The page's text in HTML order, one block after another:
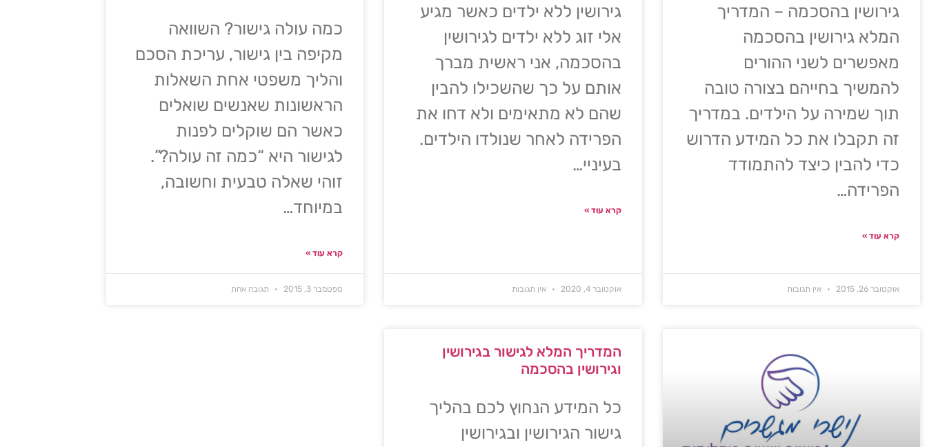
גירושין בהסכמה – המדריך
המלא גירושין בהסכמה
מאפשרים לשני ההורים
להמשיך בחייהם בצורה טובה
תוך שמירה על הילדים. במדריך
זה תקבלו את כל המידע הדרוש
כדי להבין כיצד להתמודד
הפרידה…
קרא עוד »
אוקטובר 26, 2015 אין תגובות
גירושין ללא ילדים כאשר מגיע
אלי זוג ללא ילדים לגירושין
בהסכמה, אני ראשית מברך
אותם על כך שהשכילו להבין
שהם לא מתאימים ולא דחו את
הפרידה לאחר שנולדו הילדים.
בעיניי…
קרא עוד »
אוקטובר 4, 2020 אין תגובות
כמה עולה גישור? השוואה
מקיפה בין גישור, עריכת הסכם
והליך משפטי אחת השאלות
הראשונות שאנשים שואלים
כאשר הם שוקלים לפנות
לגישור היא “כמה זה עולה?”.
זוהי שאלה טבעית וחשובה,
במיוחד…
קרא עוד »
ספטמבר 3, 2015 תגובה אחת
המדריך המלא לגישור בגירושין
וגירושין בהסכמה
כל המידע הנחוץ לכם בהליך
גישור הגירושין ובגירושין